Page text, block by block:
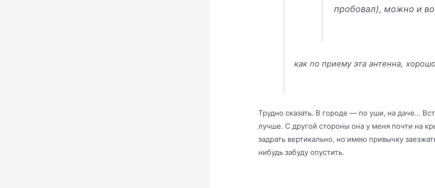
пробовал), можно и
как по приему эта антенна,
Трудно сказать. В городе — по уши, на даче…
лучше. С другой стороны она у меня почти на
задрать вертикально, но имею привычку
нибудь забуду опустить.